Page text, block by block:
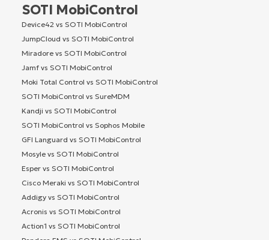
SOTI MobiControl
Device42 vs SOTI MobiControl
JumpCloud vs SOTI MobiControl
Miradore vs SOTI MobiControl
Jamf vs SOTI MobiControl
Moki Total Control vs SOTI MobiControl
SOTI MobiControl vs SureMDM
Kandji vs SOTI MobiControl
SOTI MobiControl vs Sophos Mobile
GFI Languard vs SOTI MobiControl
Mosyle vs SOTI MobiControl
Esper vs SOTI MobiControl
Cisco Meraki vs SOTI MobiControl
Addigy vs SOTI MobiControl
Acronis vs SOTI MobiControl
Action1 vs SOTI MobiControl